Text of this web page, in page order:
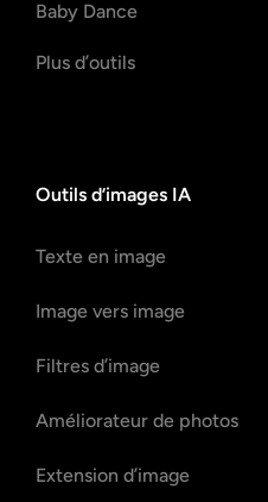
Baby Dance
Plus d’outils
Outils d’images IA
Texte en image
Image vers image
Filtres d’image
Améliorateur de photos
Extension d’image